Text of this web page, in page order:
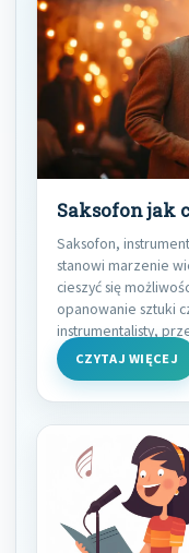
Saksofon jak
Saksofon,
stanowi marzenie
cieszyć się
opanowanie sztuki
instrumentalisty,
CZYTAJ WIĘCEJ